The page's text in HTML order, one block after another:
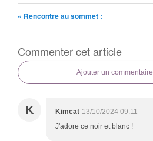
« Rencontre au sommet :
Commenter cet article
Ajouter un commentaire
K Kimcat 13/10/2024 09:11
J'adore ce noir et blanc !